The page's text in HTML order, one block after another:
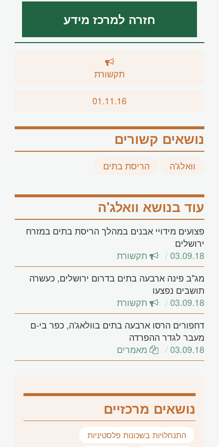
חזרה למרכז מידע
תקשורת
01.11.16
נושאים קשורים
וואלג'ה הריסת בתים
עוד בנושא וואלג'ה
פצועים מידויי אבנים במהלך הריסת בתים במזרח
ירושלים
03.09.18
תקשורת
מג"ב פינה ארבעה בתים בדרום ירושלים, כעשרה
תושבים נפצעו
03.09.18
תקשורת
דחפורים הרסו ארבעה בתים בוולאג'ה, כפר בי-ם
מעבר לגדר ההפרדה
03.09.18
מאמרים
נושאים מרכזיים
התנחלויות בשכונות פלסטיניות